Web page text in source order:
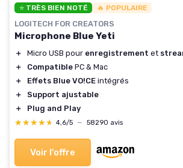
⭐ TRÈS BIEN NOTÉ 🔥 POPULAIRE
LOGITECH FOR CREATORS
Microphone Blue Yeti
＋ Micro USB pour enregistrement et
＋
Compatible PC & Mac
＋
Effets Blue VO!CE intégrés
＋
Support ajustable
＋
Plug and Play
★★★★★
★★★★★ 4,6/5 — 58290 avis
Voir l'offre